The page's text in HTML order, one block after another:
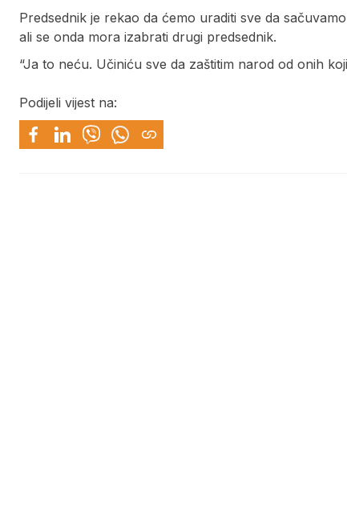
Predsednik je rekao da ćemo uraditi sve da
ali se onda mora izabrati drugi predsednik.
“Ja to neću. Učiniću sve da zaštitim narod od onih
Podijeli vijest na: